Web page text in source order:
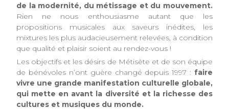
de la modernité, du métissage et du mouvement.
Rien ne nous enthousiasme autant que les
propositions musicales aux saveurs inédites, les
mixtures les plus audacieusement relevées, à condition
que qualité et plaisir soient au rendez-vous !
Les objectifs et les désirs de Métisète et de son équipe
de bénévoles n’ont guère changé depuis 1997 : faire
vivre une grande manifestation culturelle globale,
qui mette en avant la diversité et la richesse des
cultures et musiques du monde.